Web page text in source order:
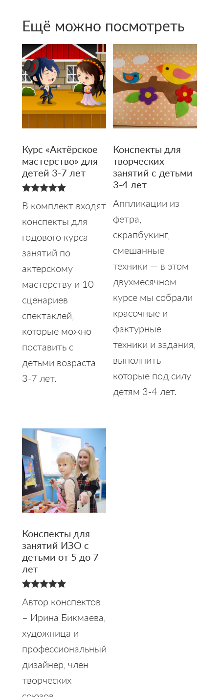
Ещё можно посмотреть
Курс «Актёрское
мастерство» для
детей 3-7 лет
из 5
В комплект входят
конспекты для
годового курса
занятий по
актерскому
мастерству и 10
сценариев
спектаклей,
которые можно
поставить с
детьми возраста
3-7 лет.
Конспекты для
творческих
занятий с детьми
3-4 лет
Аппликации из
фетра,
скрапбукинг,
смешанные
техники — в этом
двухмесячном
курсе мы собрали
красочные и
фактурные
техники и задания,
выполнить
которые под силу
детям 3-4 лет.
Конспекты для
занятий ИЗО с
детьми от 5 до 7
лет
из 5
Автор конспектов
– Ирина Бикмаева,
художница и
профессиональный
дизайнер, член
творческих